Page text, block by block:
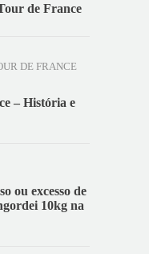
de France
DE FRANCE
– História e
ou excesso de
10kg na